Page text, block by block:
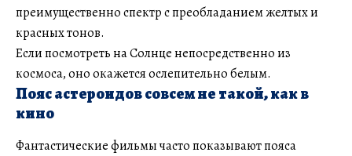
преимущественно спектр с преобладанием желтых и
красных тонов.
Если посмотреть на Солнце непосредственно из
космоса, оно окажется ослепительно белым.
Пояс астероидов совсем не такой, как в
кино
Фантастические фильмы часто показывают пояса